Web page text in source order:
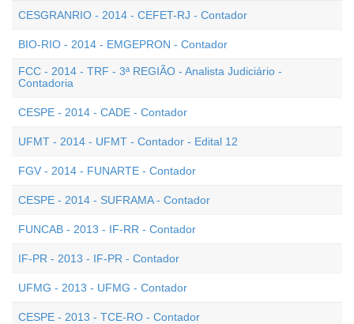
CESGRANRIO - 2014 - CEFET-RJ - Contador
BIO-RIO - 2014 - EMGEPRON - Contador
FCC - 2014 - TRF - 3ª REGIÃO - Analista Judiciário -
Contadoria
CESPE - 2014 - CADE - Contador
UFMT - 2014 - UFMT - Contador - Edital 12
FGV - 2014 - FUNARTE - Contador
CESPE - 2014 - SUFRAMA - Contador
FUNCAB - 2013 - IF-RR - Contador
IF-PR - 2013 - IF-PR - Contador
UFMG - 2013 - UFMG - Contador
CESPE - 2013 - TCE-RO - Contador